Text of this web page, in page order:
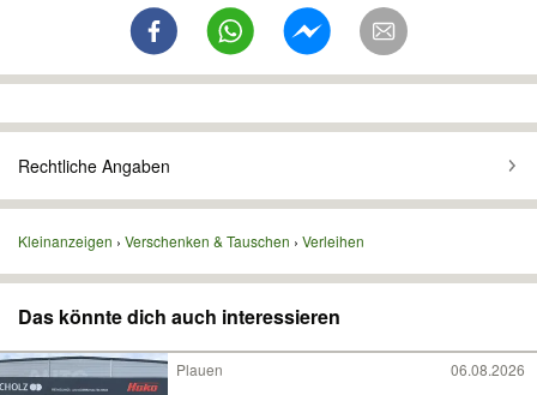
Rechtliche Angaben
Kleinanzeigen Verschenken & Tauschen Verleihen
Das könnte dich auch interessieren
Plauen 06.08.2026